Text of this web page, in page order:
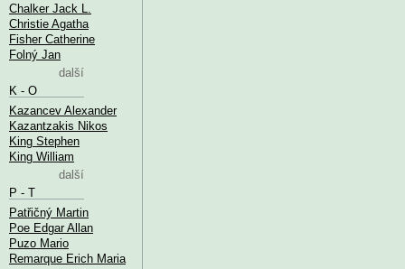
Chalker Jack L.
Christie Agatha
Fisher Catherine
Folný Jan
další
K - O
Kazancev Alexander
Kazantzakis Nikos
King Stephen
King William
další
P - T
Patřičný Martin
Poe Edgar Allan
Puzo Mario
Remarque Erich Maria